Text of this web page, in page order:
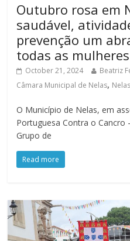
Outubro rosa em
saudável,
prevenção um
todas as mulheres
October 21, 2024 Beatriz
Câmara Municipal de Nelas, Nelas
O Município de Nelas, em
Portuguesa Contra o Cancro
Grupo de
Read more